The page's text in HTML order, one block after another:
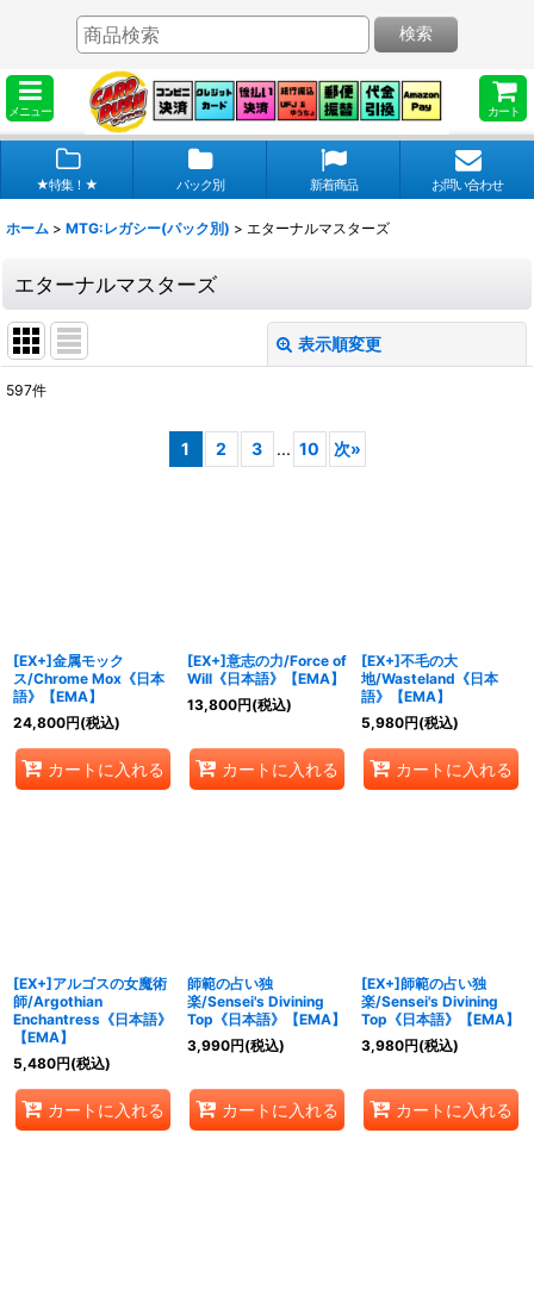
メニュー カート
検索
★特集！★ パック別 新着商品 お問い合わせ
ホーム > MTG:レガシー(パック別) > エターナルマスターズ
エターナルマスターズ
表示順変更
597件
1 2 3 ... 10 次»
[EX+]金属モック
ス/Chrome Mox《日本
語》【EMA】
24,800円(税込)
カートに入れる
[EX+]意志の力/Force of
Will《日本語》【EMA】
13,800円(税込)
カートに入れる
[EX+]不毛の大
地/Wasteland《日本
語》【EMA】
5,980円(税込)
カートに入れる
[EX+]アルゴスの女魔術
師/Argothian
Enchantress《日本語》
【EMA】
5,480円(税込)
カートに入れる
師範の占い独
楽/Sensei's Divining
Top《日本語》【EMA】
3,990円(税込)
カートに入れる
[EX+]師範の占い独
楽/Sensei's Divining
Top《日本語》【EMA】
3,980円(税込)
カートに入れる